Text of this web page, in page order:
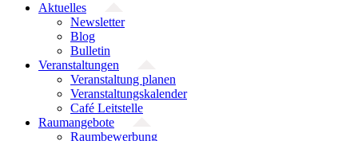
Aktuelles
Newsletter
Blog
Bulletin
Veranstaltungen
Veranstaltung planen
Veranstaltungskalender
Café Leitstelle
Raumangebote
Raumbewerbung